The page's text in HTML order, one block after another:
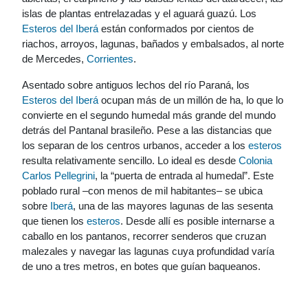
islas de plantas entrelazadas y el aguará guazú. Los
Esteros del Iberá están conformados por cientos de
riachos, arroyos, lagunas, bañados y embalsados, al norte
de Mercedes, Corrientes.
Asentado sobre antiguos lechos del río Paraná, los
Esteros del Iberá ocupan más de un millón de ha, lo que lo
convierte en el segundo humedal más grande del mundo
detrás del Pantanal brasileño. Pese a las distancias que
los separan de los centros urbanos, acceder a los esteros
resulta relativamente sencillo. Lo ideal es desde Colonia
Carlos Pellegrini, la “puerta de entrada al humedal”. Este
poblado rural –con menos de mil habitantes– se ubica
sobre Iberá, una de las mayores lagunas de las sesenta
que tienen los esteros. Desde allí es posible internarse a
caballo en los pantanos, recorrer senderos que cruzan
malezales y navegar las lagunas cuya profundidad varía
de uno a tres metros, en botes que guían baqueanos.